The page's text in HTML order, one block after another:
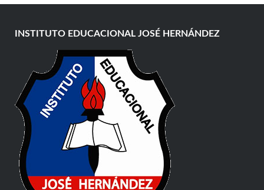
INSTITUTO EDUCACIONAL JOSÉ HERNÁNDEZ